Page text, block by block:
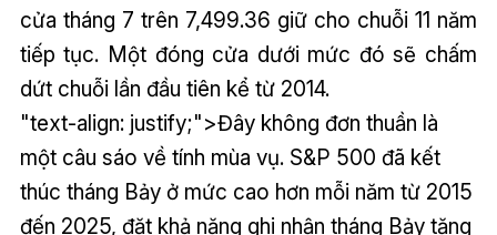
cửa tháng 7 trên 7,499.36 giữ cho chuỗi 11 năm
tiếp tục. Một đóng cửa dưới mức đó sẽ chấm
dứt chuỗi lần đầu tiên kể từ 2014.
"text-align: justify;">Đây không đơn thuần là
một câu sáo về tính mùa vụ. S&P 500 đã kết
thúc tháng Bảy ở mức cao hơn mỗi năm từ 2015
đến 2025, đặt khả năng ghi nhận tháng Bảy tăng